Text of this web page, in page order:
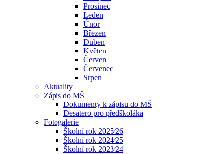
Prosinec
Leden
Únor
Březen
Duben
Květen
Červen
Červenec
Srpen
Aktuality
Zápis do MŠ
Dokumenty k zápisu do MŠ
Desatero pro předškoláka
Fotogalerie
Školní rok 2025⁄26
Školní rok 2024⁄25
Školní rok 2023⁄24